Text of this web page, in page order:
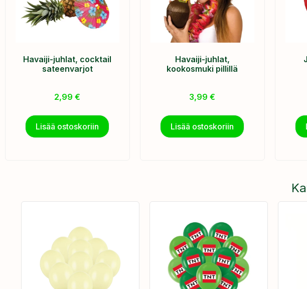
Havaiji-juhlat, cocktail
sateenvarjot
2,99€
Lisää ostoskoriin
Havaiji-juhlat,
kookosmuki pillillä
3,99€
Lisää ostoskoriin